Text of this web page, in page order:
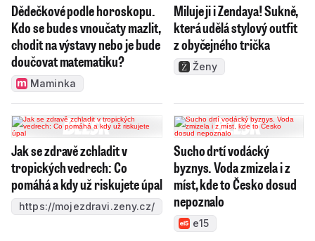
Dědečkové podle horoskopu.
Kdo se bude s vnoučaty mazlit,
chodit na výstavy nebo je bude
doučovat matematiku?
Maminka
Miluje ji i Zendaya! Sukně,
která udělá stylový outfit
z obyčejného trička
Ženy
Jak se zdravě zchladit v
tropických vedrech: Co
pomáhá a kdy už riskujete úpal
https://mojezdravi.zeny.cz/
Sucho drtí vodácký
byznys. Voda zmizela i z
míst, kde to Česko dosud
nepoznalo
e15